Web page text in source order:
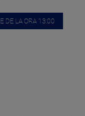
DE LA ORA 13:00